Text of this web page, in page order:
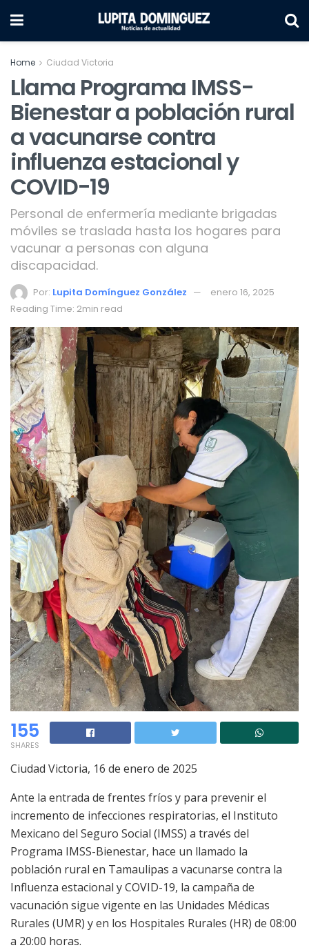
Home Ciudad Victoria
Llama Programa IMSS-
Bienestar a población rural
a vacunarse contra
influenza estacional y
COVID-19
Personal de enfermería mediante brigadas
móviles se traslada hasta los hogares para
vacunar a personas con alguna
discapacidad.
Por: Lupita Domínguez González
enero 16, 2025
Reading Time: 2min read
155
SHARES
Ciudad Victoria, 16 de enero de 2025
Ante la entrada de frentes fríos y para prevenir el
incremento de infecciones respiratorias, el Instituto
Mexicano del Seguro Social (IMSS) a través del
Programa IMSS-Bienestar, hace un llamado la
población rural en Tamaulipas a vacunarse contra la
Influenza estacional y COVID-19, la campaña de
vacunación sigue vigente en las Unidades Médicas
Rurales (UMR) y en los Hospitales Rurales (HR) de 08:00
a 20:00 horas.